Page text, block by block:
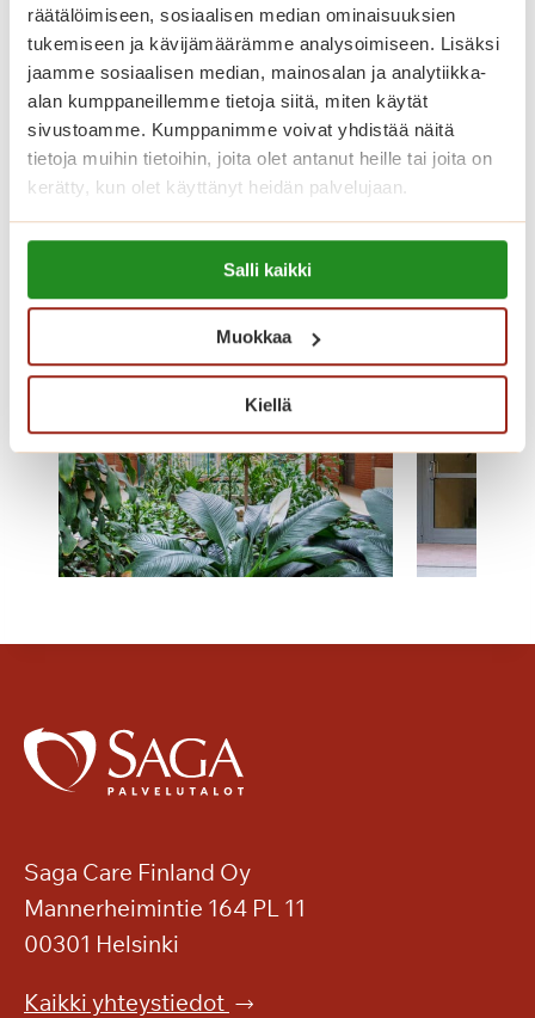
räätälöimiseen, sosiaalisen median ominaisuuksien
tukemiseen ja kävijämäärämme analysoimiseen. Lisäksi
jaamme sosiaalisen median, mainosalan ja analytiikka-
alan kumppaneillemme tietoja siitä, miten käytät
sivustoamme. Kumppanimme voivat yhdistää näitä
tietoja muihin tietoihin, joita olet antanut heille tai joita on
kerätty, kun olet käyttänyt heidän palvelujaan.
Lue lisää evästeistä:
https://sagacare.fi/evasteet/
Salli kaikki
Muokkaa
Kiellä
Huoltomiehen yhteydenottopyynnöt Saga
Kaskenniityn vastaanottoon puh. (02) 4445
4500
Kuvagalleria
Saga Care Finland Oy
Mannerheimintie 164 PL 11
00301 Helsinki
Kaikki yhteystiedot